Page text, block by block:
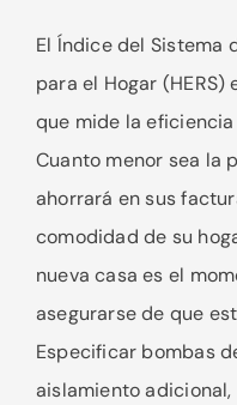
El Índice del Sistema
para el Hogar
que mide la
Cuanto menor sea la
ahorrará en sus
comodidad de su
nueva casa es el
asegurarse de que
Especificar bombas
aislamiento adicional,